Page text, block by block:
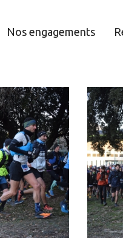
Nos engagements